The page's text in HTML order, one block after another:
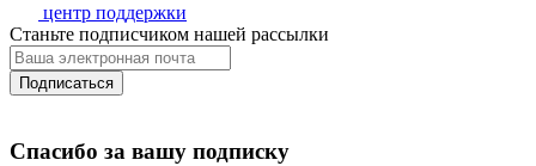
центр поддержки
Станьте подписчиком нашей рассылки
Подписаться
Спасибо за вашу подписку